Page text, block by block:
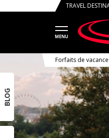
TRAVEL
Forfaits de
Accueil
BLOG